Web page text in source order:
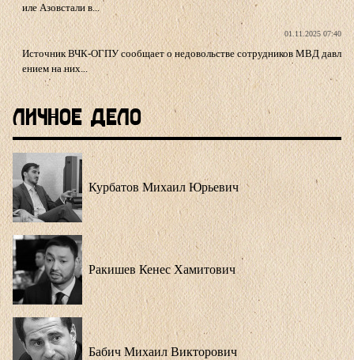
иле Азовстали в...
01.11.2025 07:40
Источник ВЧК-ОГПУ сообщает о недовольстве сотрудников МВД давл
ением на них...
Личное Дело
Курбатов Михаил Юрьевич
Ракишев Кенес Хамитович
Бабич Михаил Викторович